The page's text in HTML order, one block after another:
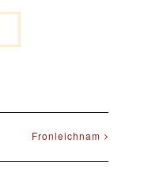
Fronleichnam